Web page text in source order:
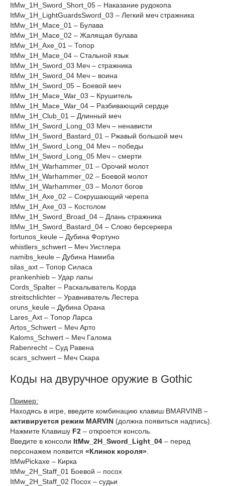
ItMw_1H_Sword_Short_05 – Наказание рудокопа
ItMw_1H_LightGuardsSword_03 – Легкий меч стражника
ItMw_1H_Mace_01 – Булава
ItMw_1H_Mace_02 – Жалящая булава
ItMw_1H_Axe_01 – Топор
ItMw_1H_Mace_04 – Стальной язык
ItMw_1H_Sword_03 Меч – стражника
ItMw_1H_Sword_04 Меч – воина
ItMw_1H_Sword_05 – Боевой меч
ItMw_1H_Mace_War_03 – Крушитель
ItMw_1H_Mace_War_04 – Разбивающий сердце
ItMw_1H_Club_01 – Длинный меч
ItMw_1H_Sword_Long_03 Меч – ненависти
ItMw_1H_Sword_Bastard_01 – Ржавый большой меч
ItMw_1H_Sword_Long_04 Меч – победы
ItMw_1H_Sword_Long_05 Меч – смерти
ItMw_1H_Warhammer_01 – Орочий молот
ItMw_1H_Warhammer_02 – Боевой молот
ItMw_1H_Warhammer_03 – Молот богов
ItMw_1H_Axe_02 – Сокрушающий черепа
ItMw_1H_Axe_03 – Костолом
ItMw_1H_Sword_Broad_04 – Длань стражника
ItMw_1H_Sword_Bastard_04 – Слово берсеркера
fortunos_keule – Дубина Фортуно
whistlers_schwert – Меч Уистлера
namibs_keule – Дубина Намиба
silas_axt – Топор Силаса
prankenhieb – Удар лапы
Cords_Spalter – Раскалыватель Корда
streitschlichter – Уравниватель Лестера
oruns_keule – Дубина Орана
Lares_Axt – Топор Ларса
Artos_Schwert – Меч Арто
Kaloms_Schwert – Меч Галома
Rabenrecht – Суд Равена
scars_schwert – Меч Скара
Коды на двуручное оружие в Gothic
Пример:
Находясь в игре, введите комбинацию клавиш BMARVINB –
активируется режим MARVIN (должна появиться надпись).
Нажмите Клавишу F2 – откроется консоль.
Введите в консоли ItMw_2H_Sword_Light_04 – перед
персонажем появится «Клинок короля»
ItMwPickaxe – Кирка
ItMw_2H_Staff_01 Боевой – посох
ItMw_2H_Staff_02 Посох – судьи